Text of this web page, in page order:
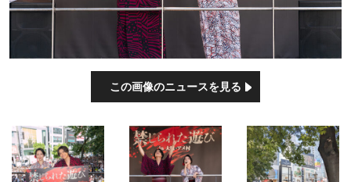
この画像のニュースを見る